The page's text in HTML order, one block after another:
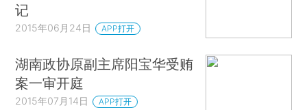
记
2015年06月24日 APP打开
湖南政协原副主席阳宝华受贿
案一审开庭
2015年07月14日 APP打开